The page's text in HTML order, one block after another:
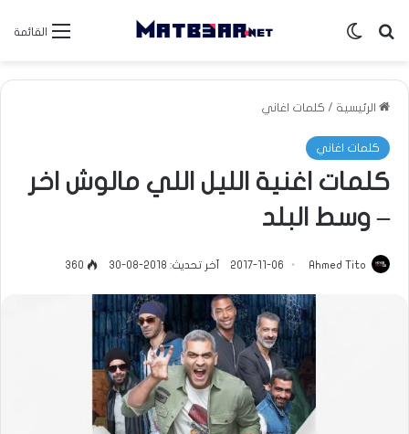
القائمة بحث عنالوضع المظلم
الرئيسية / كلمات اغاني
كلمات اغاني
كلمات اغنية الليل اللي مالوش اخر
– وسط البلد
Ahmed Tito
2017-11-06 آخر تحديث: 2018-08-30 360